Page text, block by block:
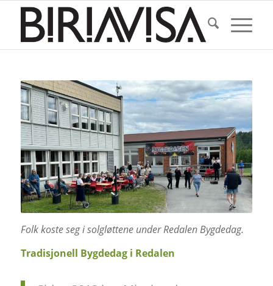
Folk koste seg i solgløttene under Redalen Bygdedag.
Tradisjonell Bygdedag i Redalen